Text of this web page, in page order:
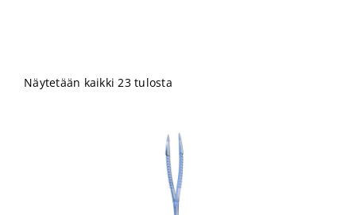
Näytetään kaikki 23 tulosta